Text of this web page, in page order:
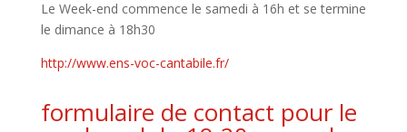
Le Week-end commence le samedi à 16h et se termine
le dimance à 18h30
http://www.ens-voc-cantabile.fr/
formulaire de contact pour le